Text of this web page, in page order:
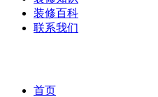
装修百科
联系我们
首页